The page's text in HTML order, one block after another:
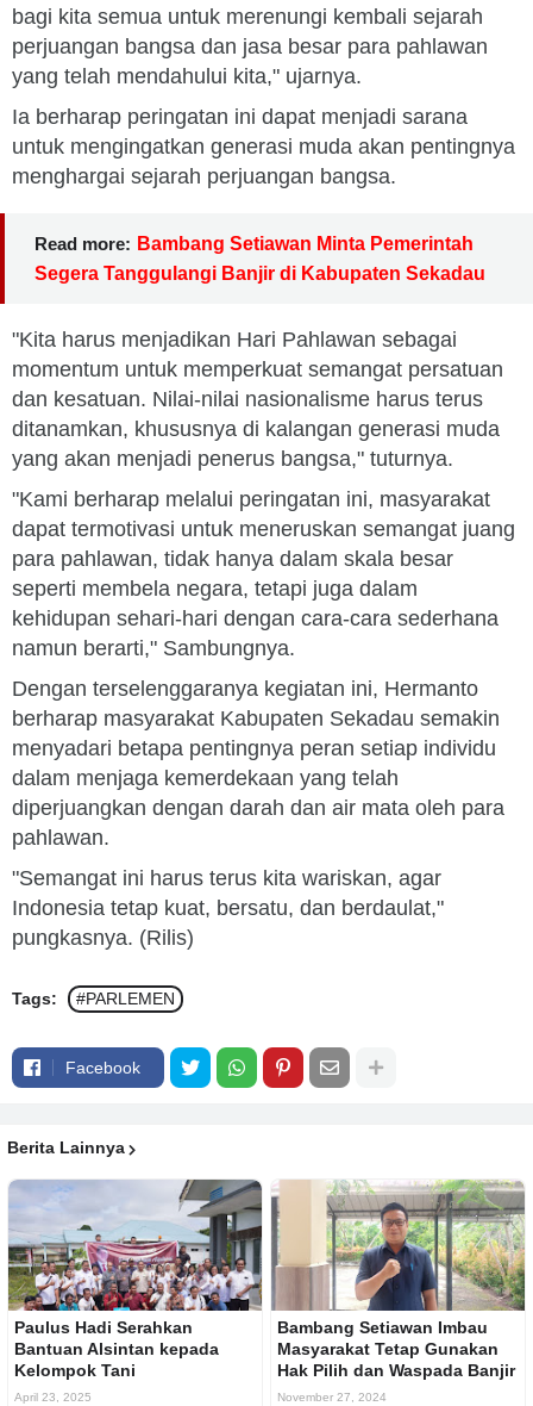
bagi kita semua untuk merenungi kembali sejarah
perjuangan bangsa dan jasa besar para pahlawan
yang telah mendahului kita," ujarnya.
Ia berharap peringatan ini dapat menjadi sarana
untuk mengingatkan generasi muda akan pentingnya
menghargai sejarah perjuangan bangsa.
Read more: Bambang Setiawan Minta Pemerintah
Segera Tanggulangi Banjir di Kabupaten Sekadau
"Kita harus menjadikan Hari Pahlawan sebagai
momentum untuk memperkuat semangat persatuan
dan kesatuan. Nilai-nilai nasionalisme harus terus
ditanamkan, khususnya di kalangan generasi muda
yang akan menjadi penerus bangsa," tuturnya.
"Kami berharap melalui peringatan ini, masyarakat
dapat termotivasi untuk meneruskan semangat juang
para pahlawan, tidak hanya dalam skala besar
seperti membela negara, tetapi juga dalam
kehidupan sehari-hari dengan cara-cara sederhana
namun berarti," Sambungnya.
Dengan terselenggaranya kegiatan ini, Hermanto
berharap masyarakat Kabupaten Sekadau semakin
menyadari betapa pentingnya peran setiap individu
dalam menjaga kemerdekaan yang telah
diperjuangkan dengan darah dan air mata oleh para
pahlawan.
"Semangat ini harus terus kita wariskan, agar
Indonesia tetap kuat, bersatu, dan berdaulat,"
pungkasnya. (Rilis)
Tags: #PARLEMEN
Facebook
Berita Lainnya
Paulus Hadi Serahkan
Bantuan Alsintan kepada
Kelompok Tani
April 23, 2025
Bambang Setiawan Imbau
Masyarakat Tetap Gunakan
Hak Pilih dan Waspada Banjir
November 27, 2024